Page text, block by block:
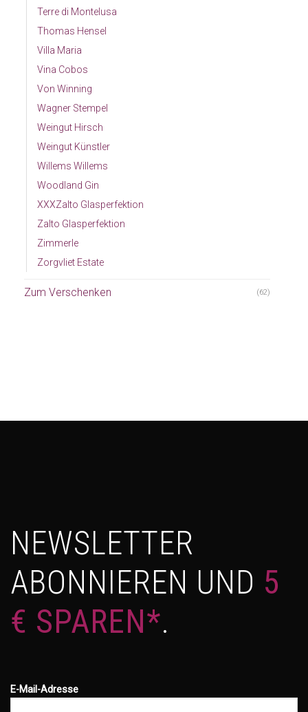
Terre di Montelusa
Thomas Hensel
Villa Maria
Vina Cobos
Von Winning
Wagner Stempel
Weingut Hirsch
Weingut Künstler
Willems Willems
Woodland Gin
XXXZalto Glasperfektion
Zalto Glasperfektion
Zimmerle
Zorgvliet Estate
Zum Verschenken (62)
NEWSLETTER
ABONNIEREN UND 5
€ SPAREN*.
E-Mail-Adresse